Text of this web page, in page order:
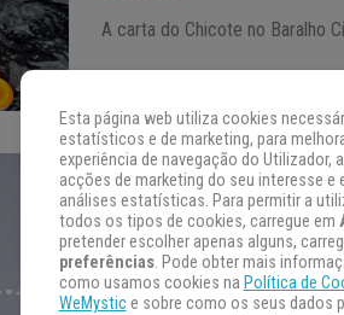
A carta do Chicote no Baralho
CARTA O TREVO DO
A carta do Trevo no Baralho
Esta página web utiliza cookies
estatísticos e de marketing, para
experiência de navegação do Utilizador,
acções de marketing do seu interesse e
análises estatísticas. Para permitir a
todos os tipos de cookies, carregue em
pretender escolher apenas alguns,
preferências. Pode obter mais
como usamos cookies na Política de
WeMystice sobre como os seus dados